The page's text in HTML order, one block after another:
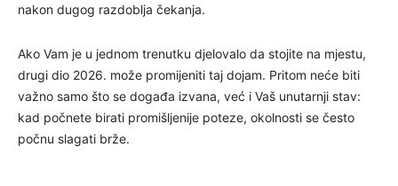
nakon dugog razdoblja čekanja.
Ako Vam je u jednom trenutku djelovalo da stojite na mjestu,
drugi dio 2026. može promijeniti taj dojam. Pritom neće biti
važno samo što se događa izvana, već i Vaš unutarnji stav:
kad počnete birati promišljenije poteze, okolnosti se često
počnu slagati brže.